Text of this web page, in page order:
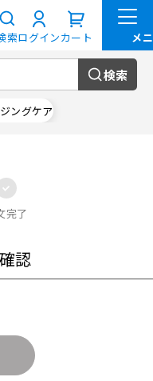
検索
ングケア
索ログインカート
完了
認